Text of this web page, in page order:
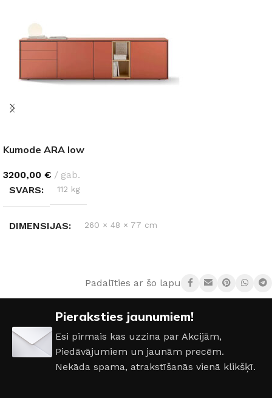
Kumode ARA low
3200,00 €
gab.
SVARS
112 kg
DIMENSIJAS 260 × 48 × 77 cm
Padalīties ar šo lapu:
Pieraksties jaunumiem!
Esi pirmais kas uzzina par Akcijām,
Piedāvājumiem un jaunām precēm.
Nekāda spama, atrakstīšanās vienā klikšķī.